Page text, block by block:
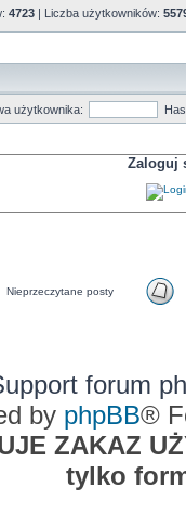
4723 | Liczba użytkowników:
użytkownika:
Zaloguj
Nieprzeczytane posty
forum
by phpBB®
ZAKAZ
tylko